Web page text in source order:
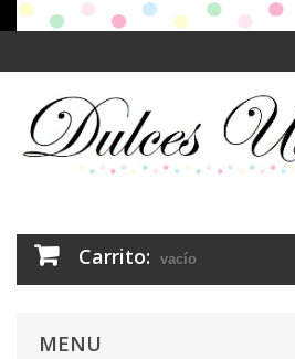
Carrito: vacío
MENU